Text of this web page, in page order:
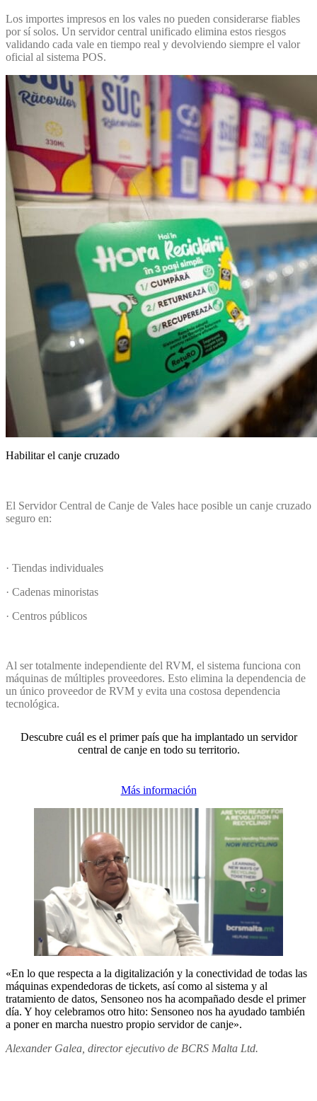
Los importes impresos en los vales no pueden considerarse fiables
por sí solos. Un servidor central unificado elimina estos riesgos
validando cada vale en tiempo real y devolviendo siempre el valor
oficial al sistema POS.
Habilitar el canje cruzado
El Servidor Central de Canje de Vales hace posible un canje cruzado
seguro en:
· Tiendas individuales
· Cadenas minoristas
· Centros públicos
Al ser totalmente independiente del RVM, el sistema funciona con
máquinas de múltiples proveedores. Esto elimina la dependencia de
un único proveedor de RVM y evita una costosa dependencia
tecnológica.
Descubre cuál es el primer país que ha implantado un servidor
central de canje en todo su territorio.
Más información
«En lo que respecta a la digitalización y la conectividad de todas las
máquinas expendedoras de tickets, así como al sistema y al
tratamiento de datos, Sensoneo nos ha acompañado desde el primer
día. Y hoy celebramos otro hito: Sensoneo nos ha ayudado también
a poner en marcha nuestro propio servidor de canje».
Alexander Galea, director ejecutivo de BCRS Malta Ltd.